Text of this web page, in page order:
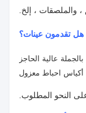
، والملصقات ، إلخ.
عالية الحاجز
أكياس احباط معزول
على النحو المطلوب.